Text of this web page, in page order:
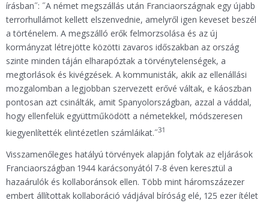
írásban˝: ˝A német megszállás után Franciaországnak egy újabb
terrorhullámot kellett elszenvednie, amelyről igen keveset beszél
a történelem. A megszálló erők felmorzsolása és az új
kormányzat létrejötte közötti zavaros időszakban az ország
szinte minden táján elharapóztak a törvénytelenségek, a
megtorlások és kivégzések. A kommunisták, akik az ellenállási
mozgalomban a legjobban szervezett erővé váltak, e káoszban
pontosan azt csinálták, amit Spanyolországban, azzal a váddal,
hogy ellenfelük együttműködött a németekkel, módszeresen
kiegyenlítették elintézetlen számláikat.˝31
Visszamenőleges hatályú törvények alapján folytak az eljárások
Franciaországban 1944 karácsonyától 7-8 éven keresztül a
hazaárulók és kollaboránsok ellen. Több mint háromszázezer
embert állítottak kollaboráció vádjával bíróság elé, 125 ezer ítélet